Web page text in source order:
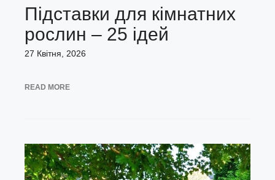
Підставки для кімнатних
рослин – 25 ідей
27 Квітня, 2026
READ MORE